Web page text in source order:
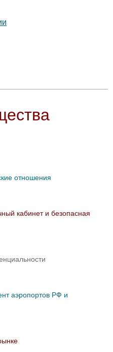
отношения
кабинет и безопасная
аэропортов РФ и